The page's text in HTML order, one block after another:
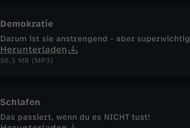
Demokratie
Darum ist sie anstrengend - aber superwichtig
Herunterladen
56,5 MB (MP3)
Schlafen
Das passiert, wenn du es NICHT tust!